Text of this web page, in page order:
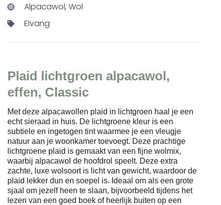
Alpacawol, Wol
Elvang
Plaid lichtgroen alpacawol,
effen, Classic
Met deze alpacawollen plaid in lichtgroen haal je een
echt sieraad in huis. De lichtgroene kleur is een
subtiele en ingetogen tint waarmee je een vleugje
natuur aan je woonkamer toevoegt. Deze prachtige
lichtgroene plaid is gemaakt van een fijne wolmix,
waarbij alpacawol de hoofdrol speelt. Deze extra
zachte, luxe wolsoort is licht van gewicht, waardoor de
plaid lekker dun en soepel is. Ideaal om als een grote
sjaal om jezelf heen te slaan, bijvoorbeeld tijdens het
lezen van een goed boek of heerlijk buiten op een